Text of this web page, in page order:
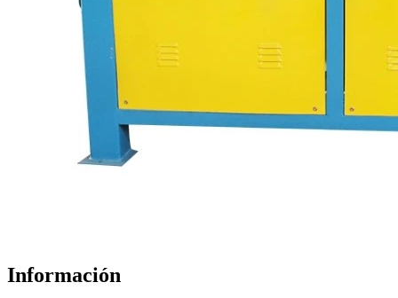
Información